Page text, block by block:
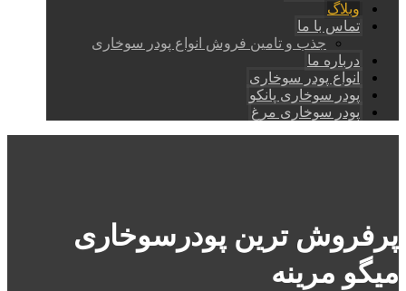
وبلاگ
تماس با ما
جذب و تامین فروش انواع پودر سوخاری
درباره ما
انواع پودر سوخاری
پودر سوخاری پانکو
پودر سوخاری مرغ
پرفروش ترین پودرسوخاری
میگو مرینه